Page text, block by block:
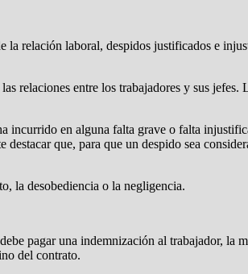
relación laboral, despidos justificados e
relaciones entre los trabajadores y sus
en alguna falta grave o falta
que, para que un despido sea
la desobediencia o la negligencia.
pagar una indemnización al trabajador, la
del contrato.